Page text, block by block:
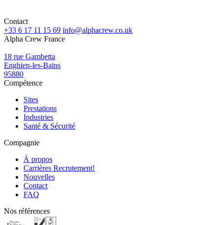
Contact
+33 6 17 11 15 69 info@alphacrew.co.uk
Alpha Crew France
18 rue Gambetta
Enghien-les-Bains
95880
Compétence
Sites
Prestations
Industries
Santé & Sécurité
Compagnie
À propos
Carrières Recrutement!
Nouvelles
Contact
FAQ
Nos références